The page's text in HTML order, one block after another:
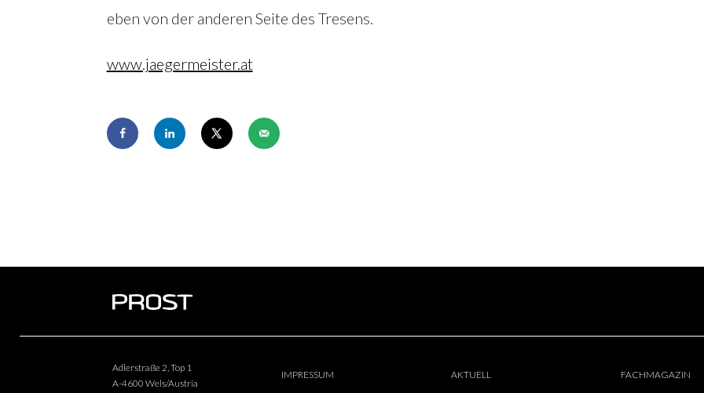
eben von der anderen Seite des Tresens.
www.jaegermeister.at
Adlerstraße 2, Top 1
A-4600 Wels/Austria
IMPRESSUM AKTUELL FACHMAGAZIN